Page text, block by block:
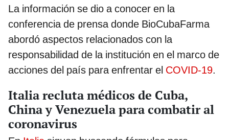
La información se dio a conocer en la
conferencia de prensa donde BioCubaFarma
abordó aspectos relacionados con la
responsabilidad de la institución en el marco de
acciones del país para enfrentar el COVID-19.
Italia recluta médicos de Cuba,
China y Venezuela para combatir al
coronavirus